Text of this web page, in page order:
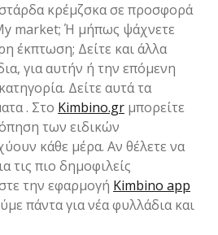
κρέμζσκα σε προσφορά
market; Ή μήπως ψάχνετε
έκπτωση; Δείτε και άλλα
για αυτήν ή την επόμενη
Δείτε αυτά τα
. Στο Kimbino.gr μπορείτε
των ειδικών
κάθε μέρα. Αν θέλετε να
τις πιο δημοφιλείς
την εφαρμογή Kimbino app
πάντα για νέα φυλλάδια και